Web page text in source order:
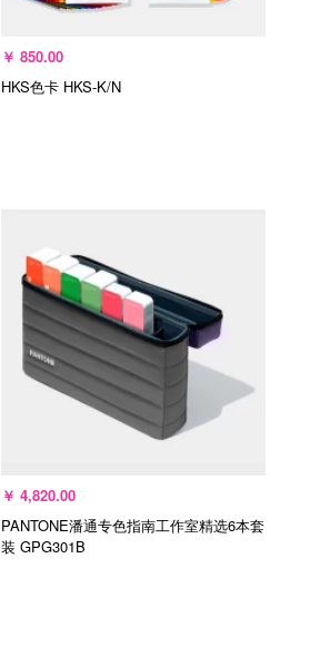
￥ 850.00
HKS色卡 HKS-K/N
￥ 4,820.00
PANTONE潘通专色指南工作室精选6本套
装 GPG301B